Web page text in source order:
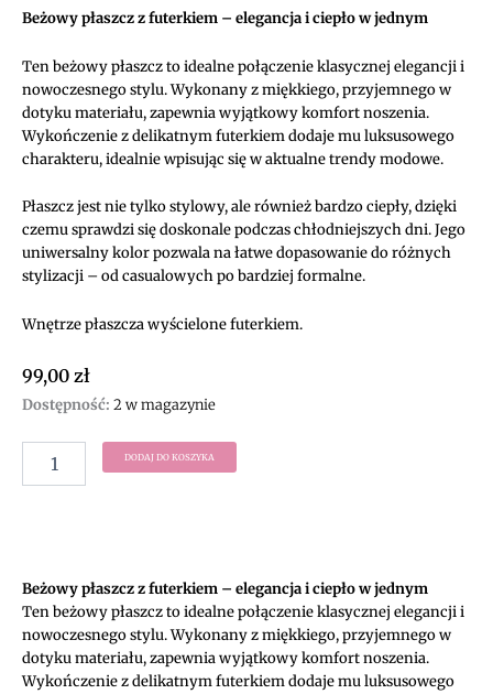
Beżowy płaszcz z futerkiem – elegancja i ciepło w jednym
Ten beżowy płaszcz to idealne połączenie klasycznej elegancji i
nowoczesnego stylu. Wykonany z miękkiego, przyjemnego w
dotyku materiału, zapewnia wyjątkowy komfort noszenia.
Wykończenie z delikatnym futerkiem dodaje mu luksusowego
charakteru, idealnie wpisując się w aktualne trendy modowe.
Płaszcz jest nie tylko stylowy, ale również bardzo ciepły, dzięki
czemu sprawdzi się doskonale podczas chłodniejszych dni. Jego
uniwersalny kolor pozwala na łatwe dopasowanie do różnych
stylizacji – od casualowych po bardziej formalne.
Wnętrze płaszcza wyścielone futerkiem.
99,00 zł
Dostępność: 2 w magazynie
ilość
płaszcz
futerkiem
DODAJ DO KOSZYKA
Beżowy płaszcz z futerkiem – elegancja i ciepło w jednym
Ten beżowy płaszcz to idealne połączenie klasycznej elegancji i
nowoczesnego stylu. Wykonany z miękkiego, przyjemnego w
dotyku materiału, zapewnia wyjątkowy komfort noszenia.
Wykończenie z delikatnym futerkiem dodaje mu luksusowego